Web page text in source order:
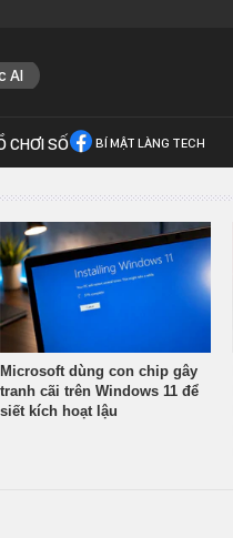
AI
CHƠI SỐ BÍ MẬT LÀNG TECH
Microsoft dùng con chip gây
tranh cãi trên Windows 11 để
siết kích hoạt lậu